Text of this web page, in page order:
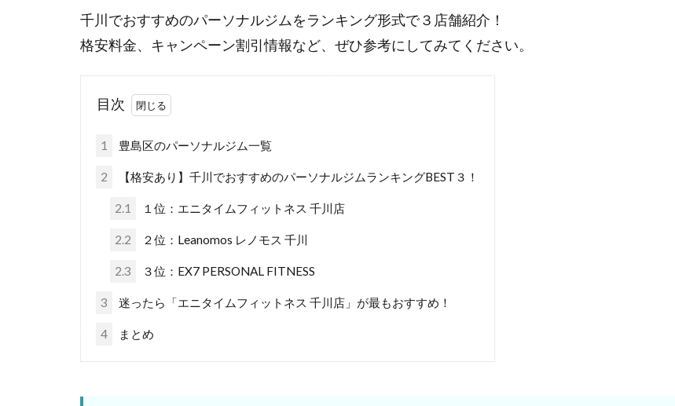
千川でおすすめのパーソナルジムをランキング形式で３店舗紹介！
格安料金、キャンペーン割引情報など、ぜひ参考にしてみてください。
目次
1 豊島区のパーソナルジム一覧
2 【格安あり】千川でおすすめのパーソナルジムランキングBEST３！
2.1 １位：エニタイムフィットネス 千川店
2.2 ２位：Leanomos レノモス 千川
2.3 ３位：EX7 PERSONAL FITNESS
3 迷ったら「エニタイムフィットネス 千川店」が最もおすすめ！
4 まとめ